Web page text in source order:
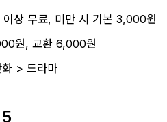
상 무료, 미만 시 기본 3,000원
원, 교환 6,000원
> 드라마